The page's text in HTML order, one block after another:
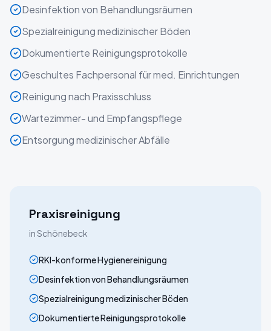
Desinfektion von Behandlungsräumen
Spezialreinigung medizinischer Böden
Dokumentierte Reinigungsprotokolle
Geschultes Fachpersonal für med. Einrichtungen
Reinigung nach Praxisschluss
Wartezimmer- und Empfangspflege
Entsorgung medizinischer Abfälle
Praxisreinigung
inSchönebeck
RKI-konforme Hygienereinigung
Desinfektion von Behandlungsräumen
Spezialreinigung medizinischer Böden
Dokumentierte Reinigungsprotokolle